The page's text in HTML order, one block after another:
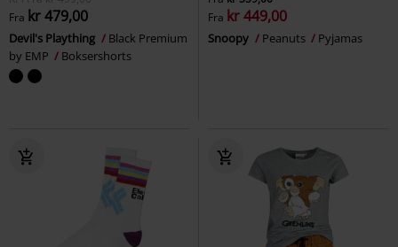
Fra kr 479,00
Devil's Plaything
Black Premium
by EMP
Boksershorts
Fra kr 449,00
Snoopy Peanuts Pyjamas